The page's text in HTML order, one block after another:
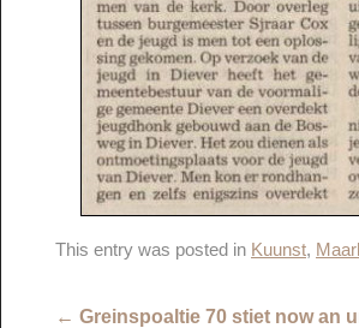
This entry was posted in Kuunst,
← Greinspoaltie 70 stiet now an